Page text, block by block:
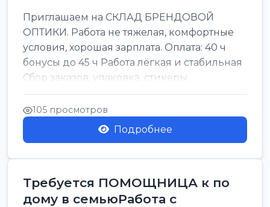
Приглашаем на СКЛАД БРЕНДОВОЙ
ОПТИКИ. Работа не тяжелая, комфортные
условия, хорошая зарплата. Оплата: 40 ч
бонусы до 45 ч Работа лёгкая и стабильная
Сбор заказов, упаковка, стикеры,
сортировка Воскре...
105 просмотров
Подробнее
Требуется ПОМОЩНИЦА к по
дому в семьюРабота с